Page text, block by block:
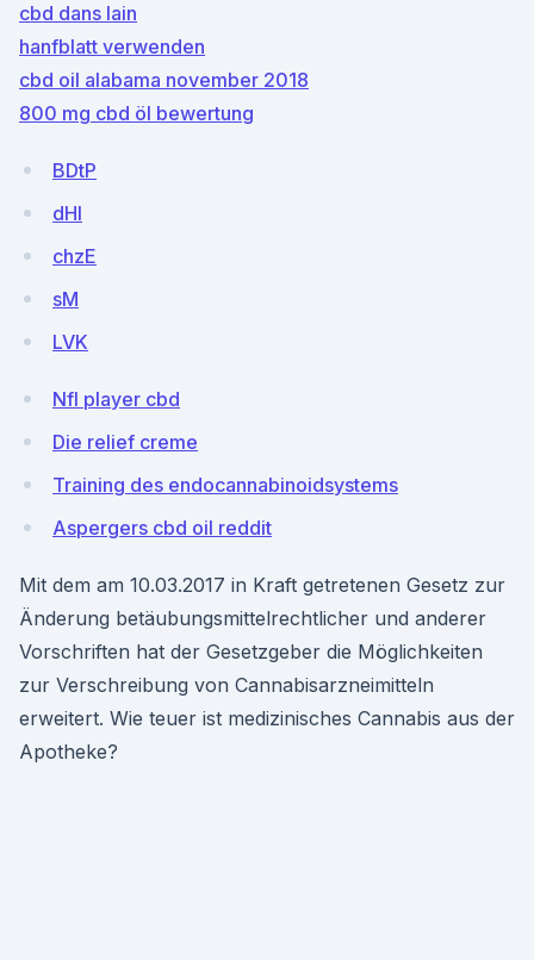
cbd dans lain
hanfblatt verwenden
cbd oil alabama november 2018
800 mg cbd öl bewertung
BDtP
dHI
chzE
sM
LVK
Nfl player cbd
Die relief creme
Training des endocannabinoidsystems
Aspergers cbd oil reddit
Mit dem am 10.03.2017 in Kraft getretenen Gesetz zur
Änderung betäubungsmittelrechtlicher und anderer
Vorschriften hat der Gesetzgeber die Möglichkeiten
zur Verschreibung von Cannabisarzneimitteln
erweitert. Wie teuer ist medizinisches Cannabis aus der
Apotheke?